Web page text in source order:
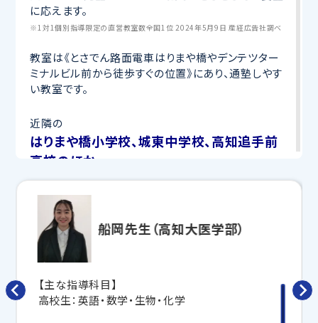
に応えます。
※1対1個別指導限定の直営教室数全国1位 2024年5月9日 産経広告社調べ
教室は《とさでん路面電車はりまや橋やデンテツター
ミナルビル前から徒歩すぐの位置》にあり、通塾しやす
い教室です。
近隣の
はりまや橋小学校、城東中学校、高知追手前
高校のほか、
土佐塾中高や土佐女子中高などの中高一貫
校
など、高知市内のたくさんの学校の生徒さまに通塾い
ただいています。
＼目指せ自己ベスト！受験・定期テスト対策
ならトライ！／
夏の学習でこのようなお悩みはありませんか？
船岡先生（高知大医学部）
【主な指導科目】
高校生：英語・数学・生物・化学